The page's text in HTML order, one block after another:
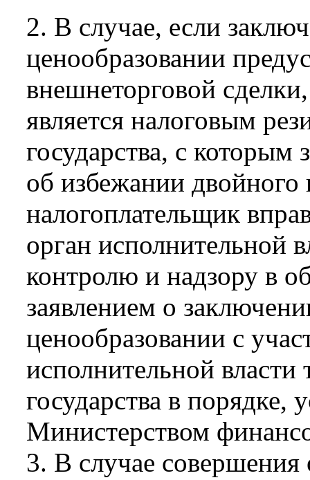
2. В случае, если
ценообразовании
внешнеторговой
является налоговым
государства, с которым
об избежании двойного
налогоплательщик
орган исполнительной
контролю и надзору в
заявлением о
ценообразовании с
исполнительной власти
государства в порядке,
Министерством
3. В случае